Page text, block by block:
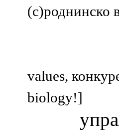
(с)роднинско
values,
biology!]